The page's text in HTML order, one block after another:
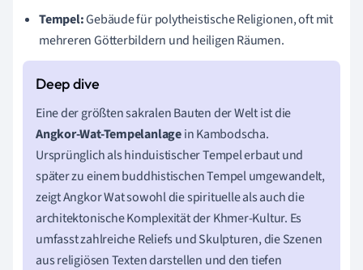
Tempel:Gebäude für polytheistische Religionen, oft mit
mehreren Götterbildern und heiligen Räumen.
Eine der größten sakralen Bauten der Welt ist die
Angkor-Wat-Tempelanlagein Kambodscha.
Ursprünglich als hinduistischer Tempel erbaut und
später zu einem buddhistischen Tempel umgewandelt,
zeigt Angkor Wat sowohl die spirituelle als auch die
architektonische Komplexität der Khmer-Kultur. Es
umfasst zahlreiche Reliefs und Skulpturen, die Szenen
aus religiösen Texten darstellen und den tiefen